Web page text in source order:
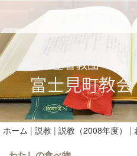
ホーム | 説教 | 説教（2008年度） |